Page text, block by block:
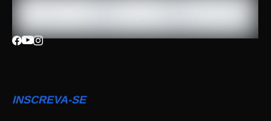
INSCREVA-SE